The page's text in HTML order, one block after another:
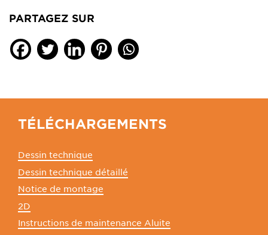
PARTAGEZ SUR
TÉLÉCHARGEMENTS
Dessin technique
Dessin technique détaillé
Notice de montage
2D
Instructions de maintenance Aluite